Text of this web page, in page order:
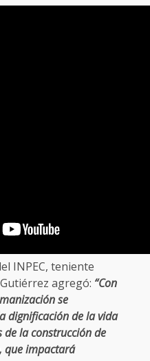
INPEC, teniente
agregó: “Con
se
dignificación de la vida
la construcción de
que impactará